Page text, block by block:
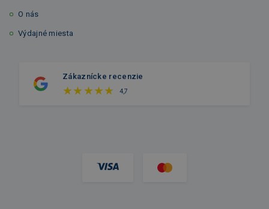
O nás
Výdajné miesta
Zákaznícke recenzie
4,7